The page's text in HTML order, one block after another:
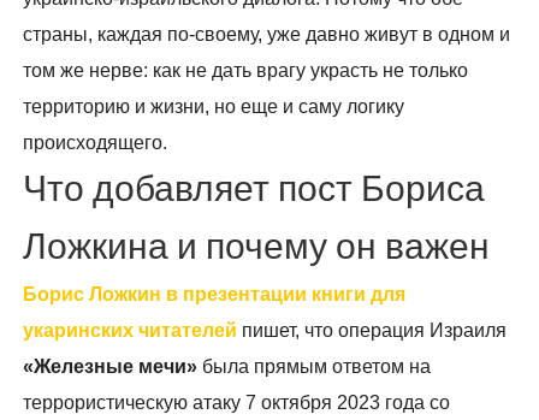
страны, каждая по-своему, уже давно живут в одном и
том же нерве: как не дать врагу украсть не только
территорию и жизни, но еще и саму логику
происходящего.
Что добавляет пост Бориса
Ложкина и почему он важен
Борис Ложкин в презентации книги для
укаринских читателей пишет, что операция Израиля
«Железные мечи» была прямым ответом на
террористическую атаку 7 октября 2023 года со